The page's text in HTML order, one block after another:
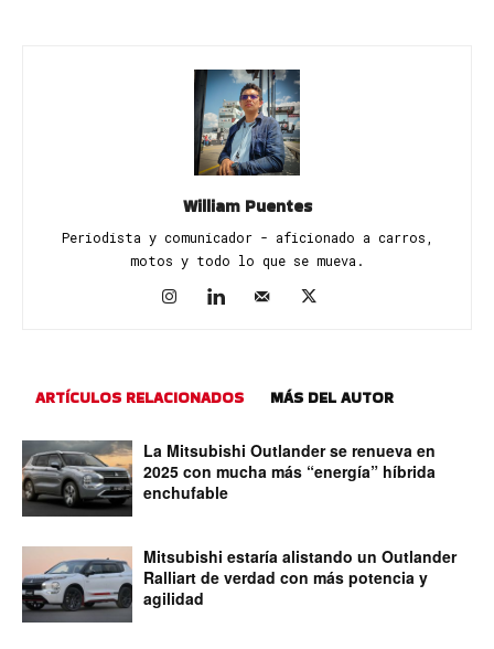
William Puentes
Periodista y comunicador - aficionado a carros,
motos y todo lo que se mueva.
ARTÍCULOS RELACIONADOS MÁS DEL AUTOR
La Mitsubishi Outlander se renueva en
2025 con mucha más “energía” híbrida
enchufable
Mitsubishi estaría alistando un Outlander
Ralliart de verdad con más potencia y
agilidad